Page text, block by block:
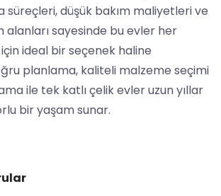
süreçleri, düşük bakım maliyetleri ve
alanları sayesinde bu evler her
ideal bir seçenek haline
planlama, kaliteli malzeme seçimi
ile tek katlı çelik evler uzun yıllar
bir yaşam sunar.